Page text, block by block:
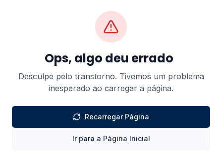
Ops, algo deu errado
Desculpe pelo transtorno. Tivemos um problema
inesperado ao carregar a página.
Recarregar Página
Ir para a Página Inicial